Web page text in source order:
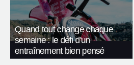
Quand tout change chaque
semaine : le défi d'un
entraînement bien pensé